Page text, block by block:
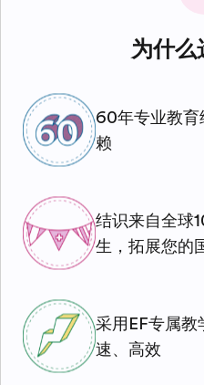
为什么
60年专业教育
赖
结识来自全球
生，拓展您的
采用EF专属教
速、高效